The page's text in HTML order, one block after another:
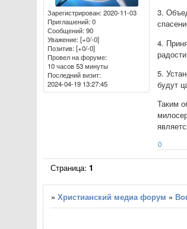
Зарегистрирован: 2020-11-03
Приглашений:0
Сообщений:90
Уважение:[+0/-0]
Позитив:[+0/-0]
Провел на форуме:
10 часов 53 минуты
Последний визит:
2024-04-19 13:27:45
3.
4.
5.
будут
Таким
0
Страница:1
»Христианский медиа форум »